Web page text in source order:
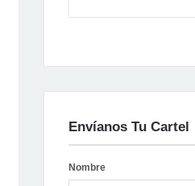
Envíanos Tu Cartel
Nombre